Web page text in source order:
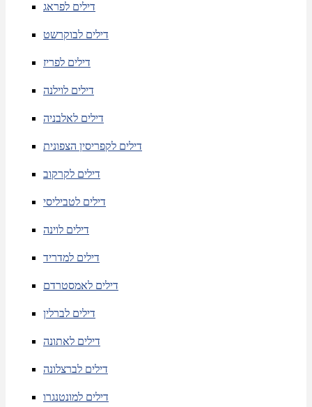
דילים לפראג
דילים לבוקרשט
דילים לפריז
דילים לוילנה
דילים לאלבניה
דילים לקפריסין הצפונית
דילים לקרקוב
דילים לטביליסי
דילים לוינה
דילים למדריד
דילים לאמסטרדם
דילים לברלין
דילים לאתונה
דילים לברצלונה
דילים למונטנגרו